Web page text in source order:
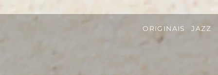
ORIGINAIS JAZZ